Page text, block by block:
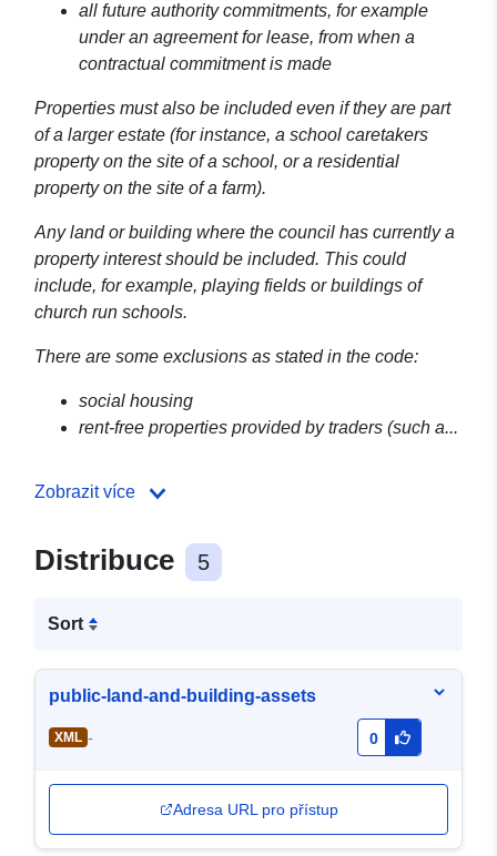
all future authority commitments, for example
under an agreement for lease, from when a
contractual commitment is made
Properties must also be included even if they are part
of a larger estate (for instance, a school caretakers
property on the site of a school, or a residential
property on the site of a farm).
Any land or building where the council has currently a
property interest should be included. This could
include, for example, playing fields or buildings of
church run schools.
There are some exclusions as stated in the code:
social housing
rent-free properties provided by traders (such a...
Zobrazit více
Distribuce 5
Sort
public-land-and-building-assets
XML - 0
Adresa URL pro přístup